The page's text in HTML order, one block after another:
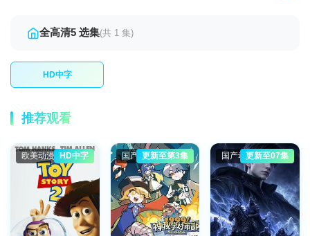
全高清5 选集(共 1 集)
HD中字
推荐观看
欧美动漫 HD中字 国产动漫更新至第3集 国产动漫更新至07集